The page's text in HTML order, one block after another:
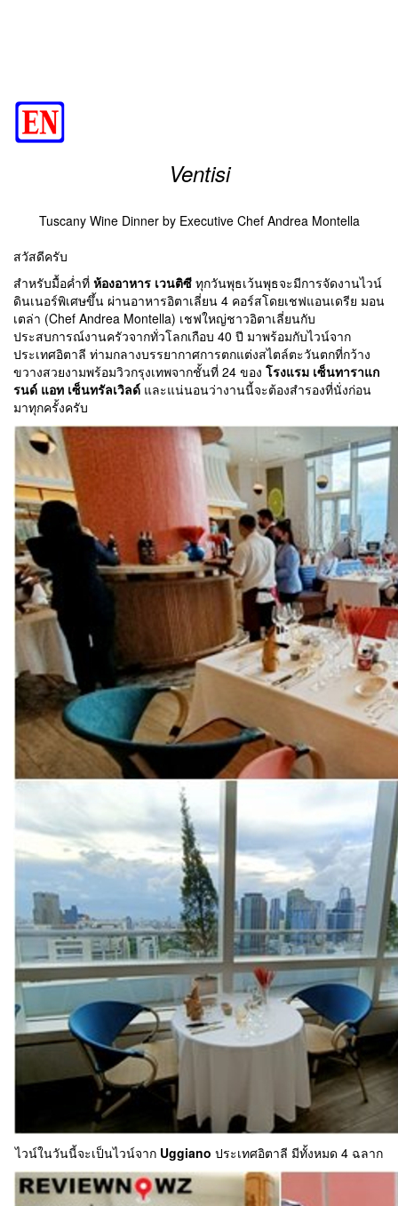
Ventisi
Tuscany Wine Dinner by Executive Chef Andrea Montella
สวัสดีครับ
สำหรับมื้อค่ำที่ ห้องอาหาร เวนติซี ทุกวันพุธเว้นพุธจะมีการจัดงานไวน์
ดินเนอร์พิเศษขึ้น ผ่านอาหารอิตาเลี่ยน 4 คอร์สโดยเชฟแอนเดรีย มอน
เตล่า (Chef Andrea Montella) เชฟใหญ่ชาวอิตาเลี่ยนกับ
ประสบการณ์งานครัวจากทั่วโลกเกือบ 40 ปี มาพร้อมกับไวน์จาก
ประเทศอิตาลี ท่ามกลางบรรยากาศการตกแต่งสไตล์ตะวันตกที่กว้าง
ขวางสวยงามพร้อมวิวกรุงเทพจากชั้นที่ 24 ของ โรงแรม เซ็นทาราแก
รนด์ แอท เซ็นทรัลเวิลด์ และแน่นอนว่างานนี้จะต้องสำรองที่นั่งก่อน
มาทุกครั้งครับ
ไวน์ในวันนี้จะเป็นไวน์จาก Uggiano ประเทศอิตาลี มีทั้งหมด 4 ฉลาก